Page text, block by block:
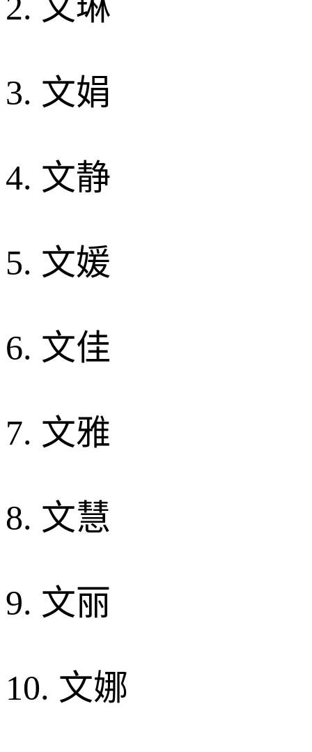
3. 文娟
4. 文静
5. 文媛
6. 文佳
7. 文雅
8. 文慧
9. 文丽
10. 文娜